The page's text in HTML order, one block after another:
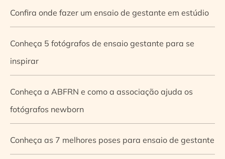
Confira onde fazer um ensaio de gestante em estúdio
Conheça 5 fotógrafos de ensaio gestante para se
inspirar
Conheça a ABFRN e como a associação ajuda os
fotógrafos newborn
Conheça as 7 melhores poses para ensaio de gestante